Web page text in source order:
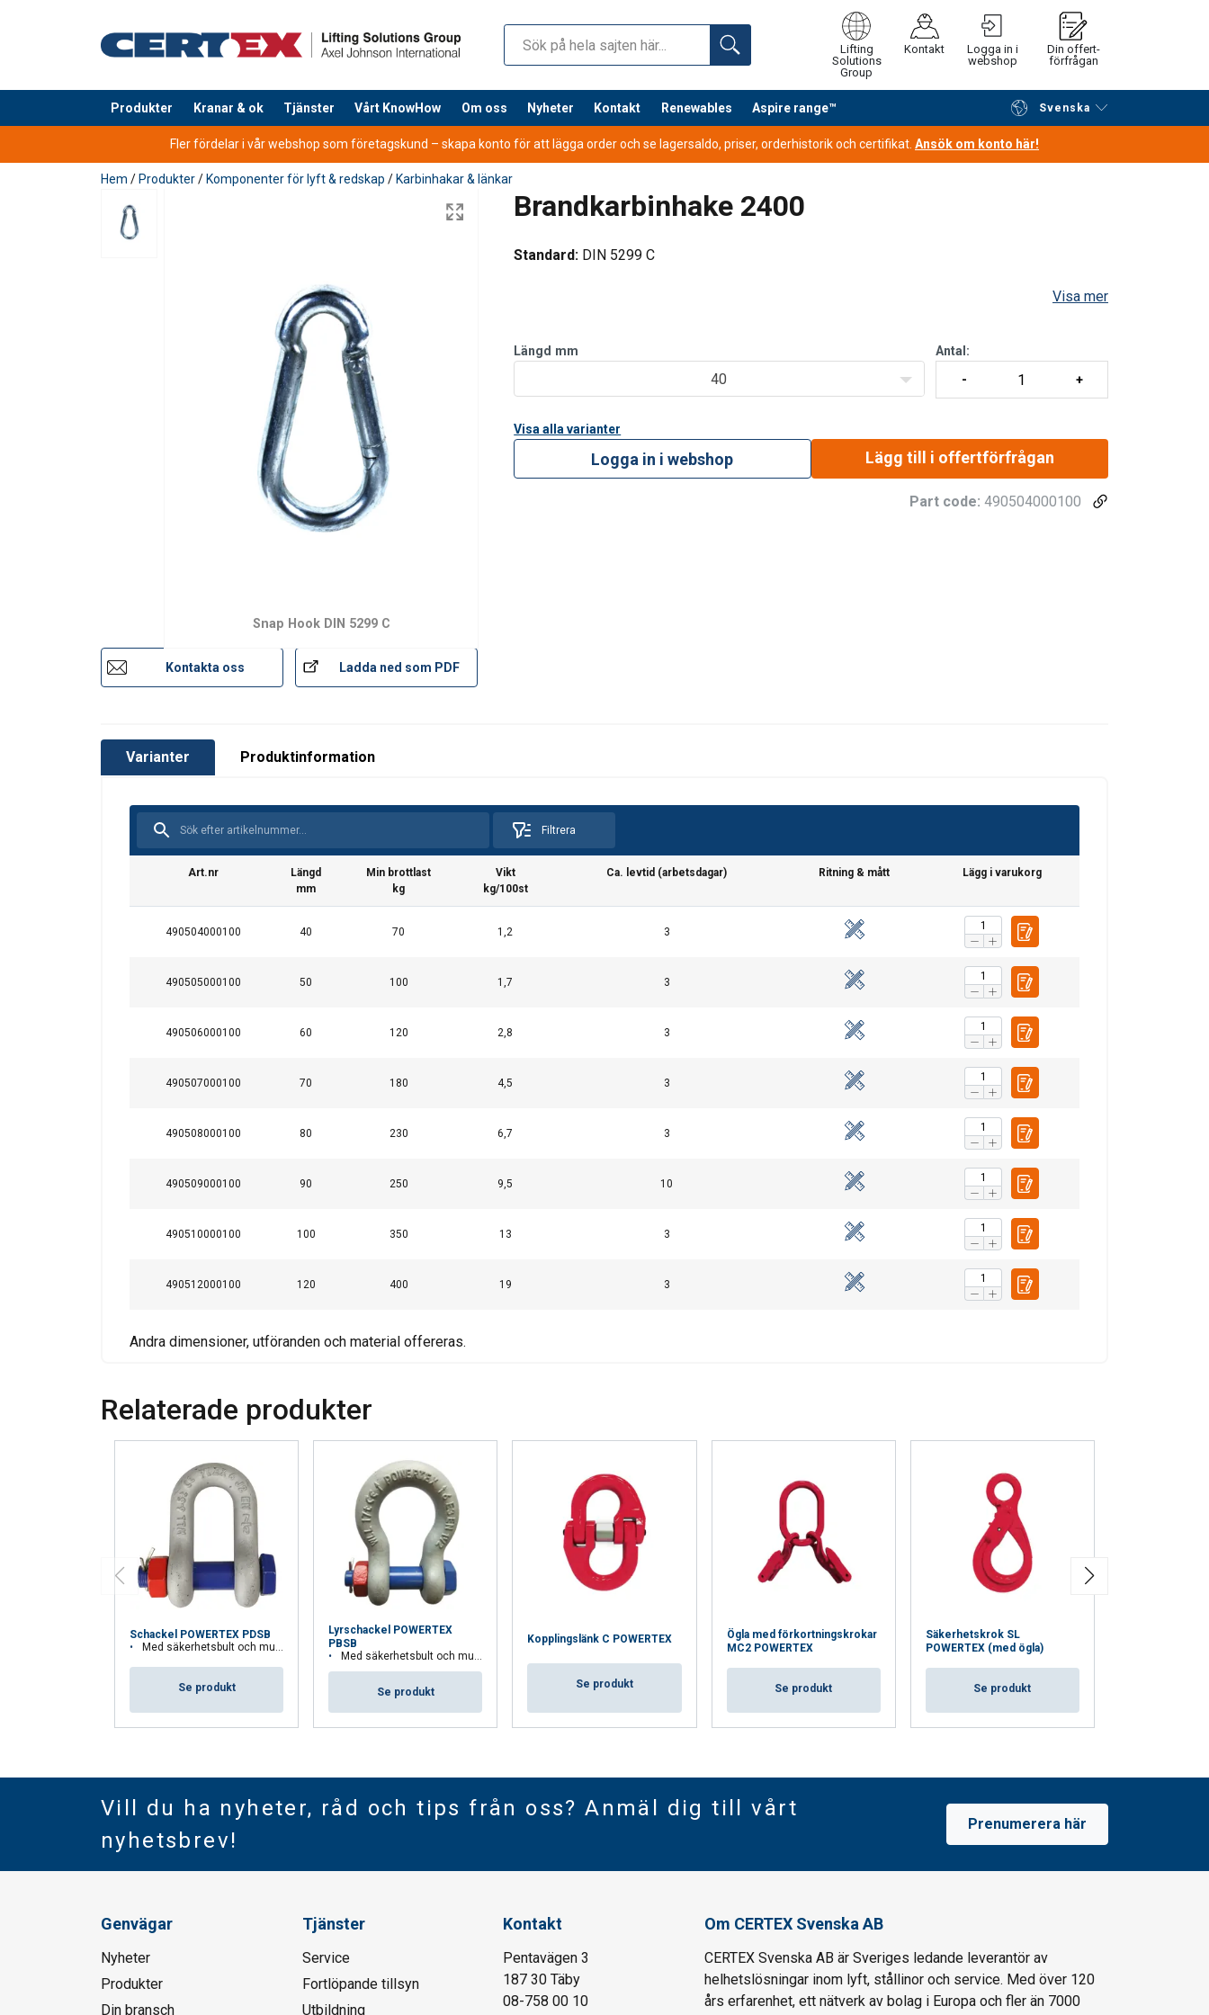
Lifting
Solutions
Group
Kontakt
Logga in i
webshop
Din offert-
förfrågan
Produkter Kranar & ok Tjänster Vårt KnowHow Om oss Nyheter Kontakt Renewables Aspire range™ Svenska
tillagd i varukorg Fortsätt handla Gå till kassan
Fler fördelar i vår webshop som företagskund – skapa konto för att lägga order och se lagersaldo, priser, orderhistorik och certifikat. Ansök om konto här!
Hem / Produkter/ Komponenter för lyft & redskap / Karbinhakar & länkar
Brandkarbinhake 2400
Snap Hook DIN 5299 C
Kontakta oss Ladda ned som PDF
Standard: DIN 5299 C
Visa mer
Längd mm
40
Antal:
Visa alla varianter
Logga in i webshop Lägg till i offertförfrågan
Part code: 490504000100
Varianter Produktinformation
Filtrera
Art.nr
Längd
mm
Min brottlast
kg
Vikt
kg/100st
Ca. levtid (arbetsdagar) Ritning & mått Lägg i varukorg
490504000100 40 70 1,2 3
490505000100 50 100 1,7 3
490506000100 60 120 2,8 3
490507000100 70 180 4,5 3
490508000100 80 230 6,7 3
490509000100 90 250 9,5 10
490510000100 100 350 13 3
490512000100 120 400 19 3
Andra dimensioner, utföranden och material offereras.
Relaterade produkter
Schackel POWERTEX PDSB
Med säkerhetsbult och mutter med saxsprint i rostfritt stål
Se produkt
Lyrschackel POWERTEX
PBSB
Med säkerhetsbult och mutter med saxsprint i rostfritt stål
Se produkt
Kopplingslänk C POWERTEX
Se produkt
Ögla med förkortningskrokar
MC2 POWERTEX
Se produkt
Säkerhetskrok SL
POWERTEX (med ögla)
Se produkt
Vill du ha nyheter, råd och tips från oss? Anmäl dig till vårt
nyhetsbrev!
Prenumerera här
Genvägar
Nyheter
Produkter
Din bransch
Tjänster
Service
Fortlöpande tillsyn
Utbildning
Kontakt
Pentavägen 3
187 30 Täby
08-758 00 10
Om CERTEX Svenska AB
CERTEX Svenska AB är Sveriges ledande leverantör av
helhetslösningar inom lyft, stållinor och service. Med över 120
års erfarenhet, ett nätverk av bolag i Europa och fler än 7000
SWEDISH
ENGLISH TRANSLATION
information om din användning av vår webbplats med våra reklam- och analyspartners som kan
kombinera den med annan information som du har tillhandahållit dem eller som de har samlat in från din